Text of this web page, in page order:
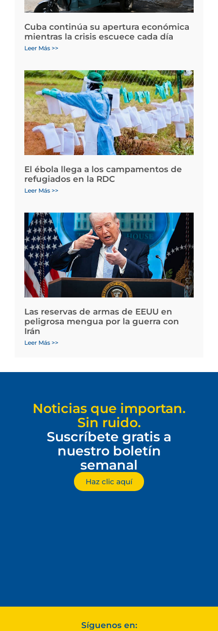
Cuba continúa su apertura económica
mientras la crisis escuece cada día
Leer Más >>
El ébola llega a los campamentos de
refugiados en la RDC
Leer Más >>
Las reservas de armas de EEUU en
peligrosa mengua por la guerra con
Irán
Leer Más >>
Noticias que importan.
Sin ruido.
Suscríbete gratis a
nuestro boletín
semanal
Haz clic aquí
Síguenos en: